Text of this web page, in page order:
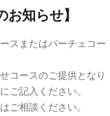
お知らせ】
スまたはパーチェコー
コースのご提供となり
ご記入ください。
ご相談ください。